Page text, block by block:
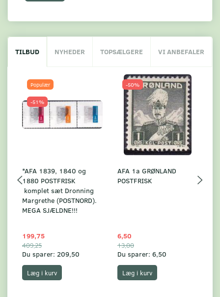
TILBUD NYHEDER TOPSÆLGERE VI ANBEFALER
Populær
-51%
*AFA 1839, 1840 og
1880 POSTFRISK
komplet sæt Dronning
Margrethe (POSTNORD).
MEGA SJÆLDNE!!!
199,75
409,25
Du sparer: 209,50
Læg i kurv
-50%
AFA 1a GRØNLAND
POSTFRISK
6,50
13,00
Du sparer: 6,50
Læg i kurv